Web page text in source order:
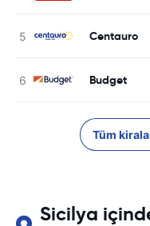
Centauro
Budget
Tüm
Sicilya